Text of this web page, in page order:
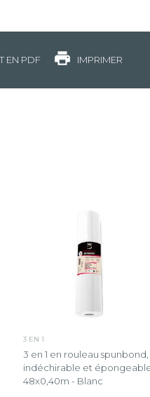
EN PDF IMPRIMER
3 EN 1
3 en 1 en rouleau spunbond,
indéchirable et
48x0,40m - Blanc